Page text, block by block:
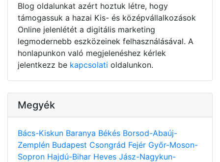
Blog oldalunkat azért hoztuk létre, hogy
támogassuk a hazai Kis- és középvállalkozások
Online jelenlétét a digitális marketing
legmodernebb eszközeinek felhasználásával. A
honlapunkon való megjelenéshez kérlek
jelentkezz be kapcsolati oldalunkon.
Megyék
Bács-Kiskun Baranya Békés Borsod-Abaúj-
Zemplén Budapest Csongrád Fejér Győr-Moson-
Sopron Hajdú-Bihar Heves Jász-Nagykun-